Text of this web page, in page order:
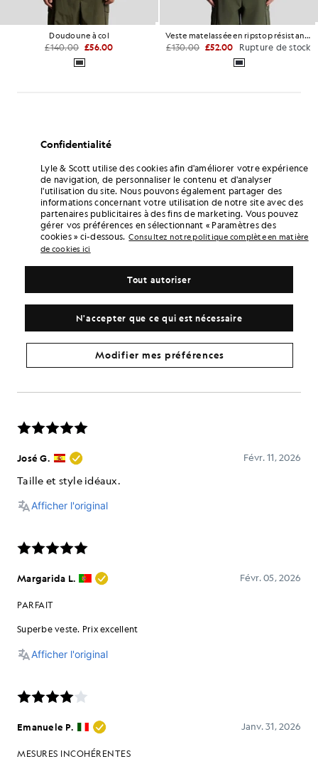
£52.00 Rupture de stock
Parka rembourrée
£175.00 £70.00
Confidentialité
Lyle & Scott utilise des cookies afin d'améliorer votre expérience
de navigation, de personnaliser le contenu et d'analyser
l'utilisation du site. Nous pouvons également partager des
informations concernant votre utilisation de notre site avec des
partenaires publicitaires à des fins de marketing. Vous pouvez
gérer vos préférences en sélectionnant « Paramètres des
cookies » ci-dessous. Consultez notre politique complète en matière
de cookies ici
N'accepter que ce qui est nécessaire
Tout autoriser
Modifier mes préférences